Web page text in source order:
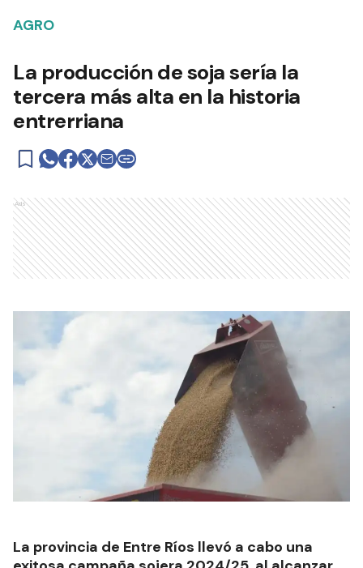
AGRO
La producción de soja sería la
tercera más alta en la historia
entrerriana
Ads
La provincia de Entre Ríos llevó a cabo una